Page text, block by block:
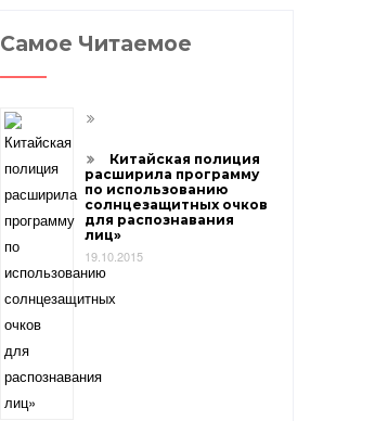
Самое Читаемое
Китайская полиция
расширила программу
по использованию
солнцезащитных очков
для распознавания
лиц»
19.10.2015